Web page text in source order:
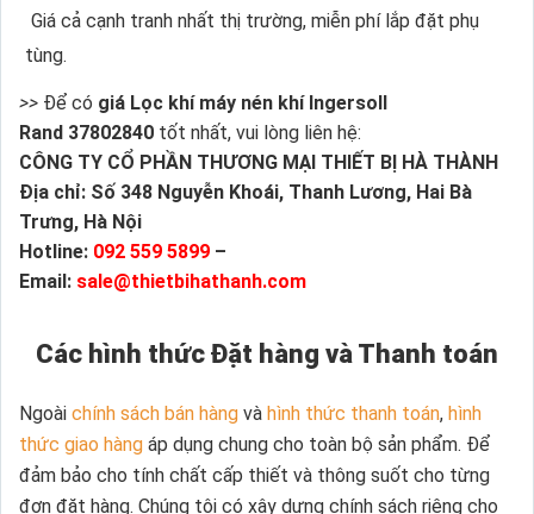
Giá cả cạnh tranh nhất thị trường, miễn phí lắp đặt phụ
tùng.
>> Để có giá Lọc khí máy nén khí Ingersoll
Rand 37802840 tốt nhất, vui lòng liên hệ:
CÔNG TY CỔ PHẦN THƯƠNG MẠI THIẾT BỊ HÀ THÀNH
Địa chỉ: Số 348 Nguyễn Khoái, Thanh Lương, Hai Bà
Trưng, Hà Nội
Hotline: 092 559 5899 –
Email: sale@thietbihathanh.com
Các hình thức Đặt hàng và Thanh toán
Ngoài chính sách bán hàng và hình thức thanh toán, hình
thức giao hàng áp dụng chung cho toàn bộ sản phẩm. Để
đảm bảo cho tính chất cấp thiết và thông suốt cho từng
đơn đặt hàng. Chúng tôi có xây dựng chính sách riêng cho